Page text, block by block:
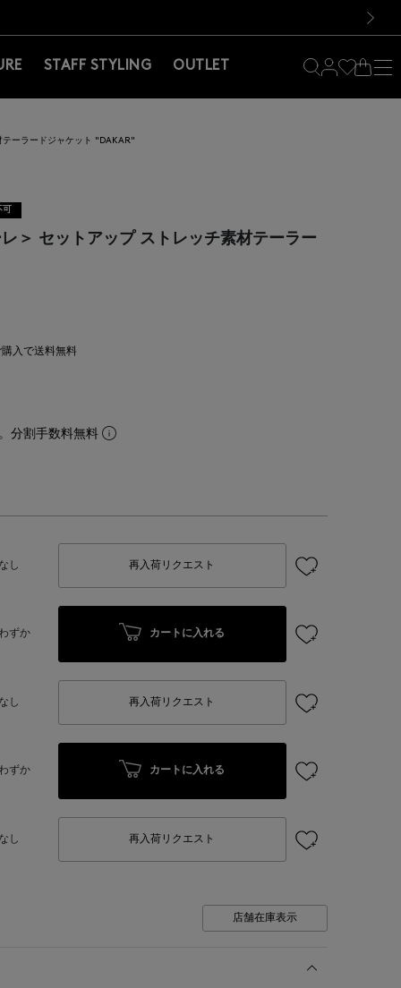
買い物の際は会員登録を！
買い物の際は会員登録を！
STAFF STYLING OUTLET
テーラードジャケット "DAKAR"
＞ セットアップ ストレッチ素材テーラー
入で送料無料
分割手数料無料
し 再入荷リクエスト
ずか カートに入れる
し 再入荷リクエスト
ずか カートに入れる
し 再入荷リクエスト
店舗在庫表示